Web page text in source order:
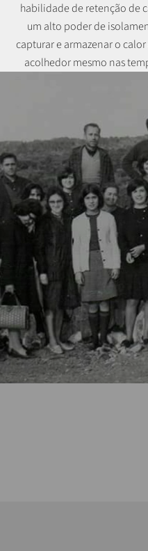
habilidade de retenção de
um alto poder de
capturar e armazenar o
acolhedor mesmo nas